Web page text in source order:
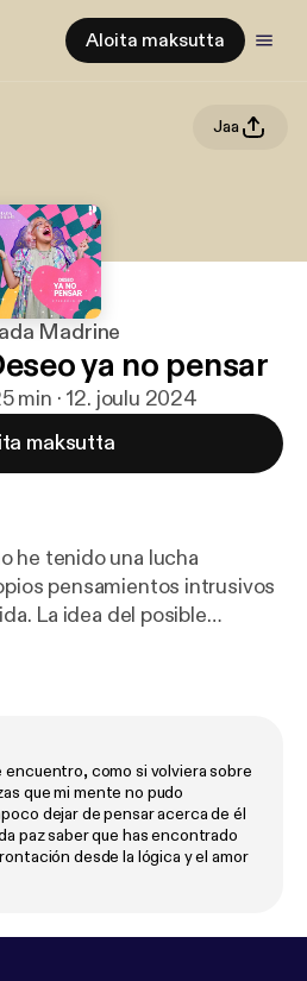
Aloita maksutta
Jaa
Madrine
ya no pensar
min · 12. joulu 2024
maksutta
he tenido una lucha
pensamientos intrusivos
La idea del posible
experimentar la vida tal cuál
de mis propios
dolorosos y más
sea el espacio seguro para
y deseos, pero que nunca
sea un límite para vivir plenamente. Atte. Frida.
encuentro, como si volviera sobre
que mi mente no pudo
dejar de pensar acerca de él
paz saber que has encontrado
desde la lógica y el amor